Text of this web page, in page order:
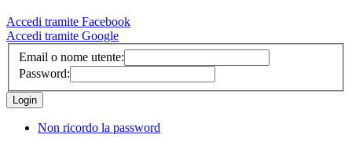
Accedi tramite Facebook
Accedi tramite Google
Email o nome utente:
Password:
Non ricordo la password